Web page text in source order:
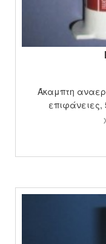
Άκαμπτη
επιφάνειες,